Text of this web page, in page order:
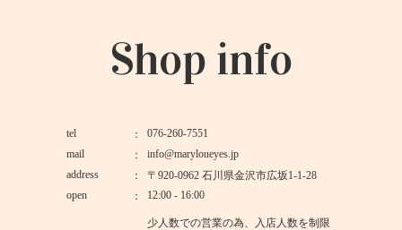
Shop info
tel
076-260-7551
mail
info@maryloueyes.jp
address
〒920-0962 石川県金沢市広坂1-1-28
open
12:00 - 16:00
少人数での営業の為、入店人数を制限